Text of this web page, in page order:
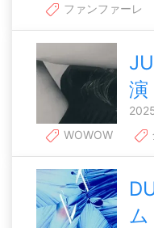
ファンファーレ
演
WOWOW
ム